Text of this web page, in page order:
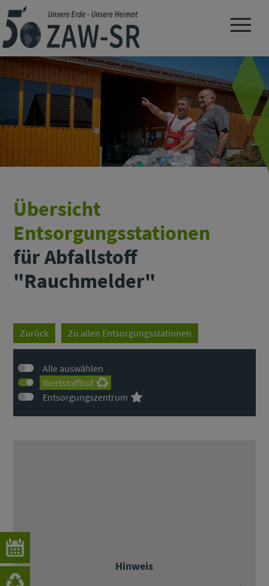
Navigation
Übersicht
Entsorgungsstationen
für Abfallstoff
"Rauchmelder"
Zurück Zu allen Entsorgungsstationen
Alle auswählen
Wertstoffhof
Entsorgungszentrum
Hinweis